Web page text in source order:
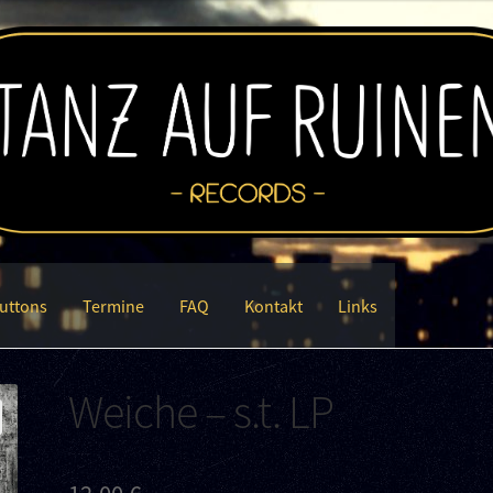
Termine FAQ Kontakt Links
Weiche – s.t. LP